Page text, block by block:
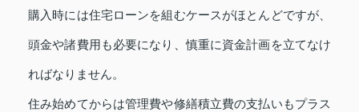
購入時には住宅ローンを組むケースがほとんどですが、
頭金や諸費用も必要になり、慎重に資金計画を立てなけ
ればなりません。
住み始めてからは管理費や修繕積立費の支払いもプラス